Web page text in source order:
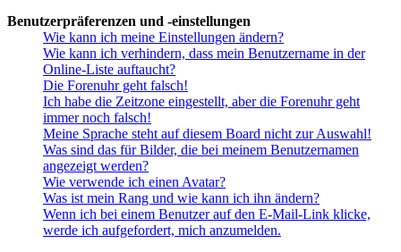
Benutzerpräferenzen und -einstellungen
Wie kann ich meine Einstellungen ändern?
Wie kann ich verhindern, dass mein Benutzername in der
Online-Liste auftaucht?
Die Forenuhr geht falsch!
Ich habe die Zeitzone eingestellt, aber die Forenuhr geht
immer noch falsch!
Meine Sprache steht auf diesem Board nicht zur Auswahl!
Was sind das für Bilder, die bei meinem Benutzernamen
angezeigt werden?
Wie verwende ich einen Avatar?
Was ist mein Rang und wie kann ich ihn ändern?
Wenn ich bei einem Benutzer auf den E-Mail-Link klicke,
werde ich aufgefordert, mich anzumelden.